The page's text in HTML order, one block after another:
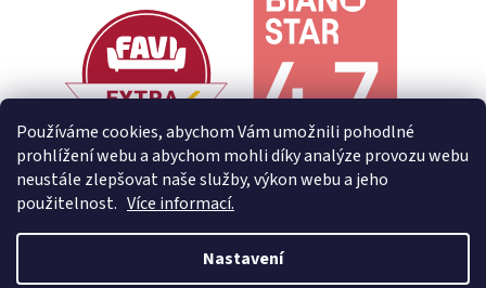
Používáme cookies, abychom Vám umožnili pohodlné
prohlížení webu a abychom mohli díky analýze provozu webu
neustále zlepšovat naše služby, výkon webu a jeho
použitelnost. Více informací.
Nastavení
Vytvořil Shoptet